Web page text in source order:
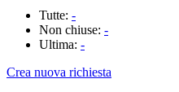
Tutte: -
Non chiuse: -
Ultima: -
Crea nuova richiesta